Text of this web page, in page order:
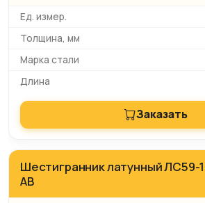
Заказать
Шестигранник латунный ЛС59-
АВ